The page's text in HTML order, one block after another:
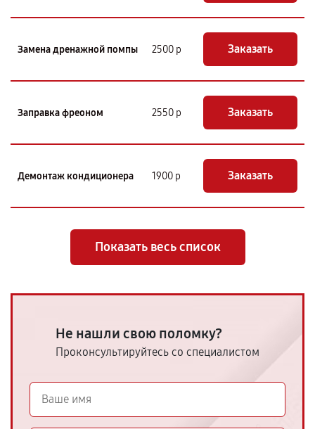
Замена дренажной помпы 2500 р Заказать
Заправка фреоном 2550 р Заказать
Демонтаж кондиционера 1900 р Заказать
Показать весь список
Не нашли свою поломку?
Проконсультируйтесь со специалистом